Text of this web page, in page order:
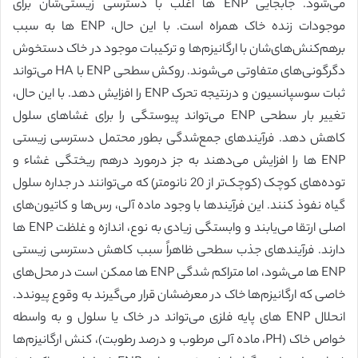
می‌شود. جابجایی ENP ها اغلب با دسترسی زیستی‌شان برای
موجودات زنده خاک همراه است. با این حال، ENP ها به سبب
برهم‌کنش‌های‌شان با ارگانیزم‌ها و ترکیبات موجود در خاک دستخوش
دگرگونی‌های متفاوتی می‌شوند. روکش سطحی ENP با HA می‌تواند
ثبات سوسپانسیون و درنتیجه تحرک ENP را افزایش دهد. با این حال،
تغییر بار سطحی ENP می‌تواند پیوستگی را برای غشاهای سلول
کاهش دهد. فرآیندهای جمع‌شدگی بطور محتمل دسترسی زیستی
ENP ها را افزایش می‌دهند به جز درمورد درهم ریختگی غشاء و
توده‌های کوچک (کوچک‌تر از 20 نانومتر) که می‌توانند در جداره سلول
گیاه نفوذ کنند. این فرآیندها با وجود ماده آلی، رس‌ها و کاتیون‌های
اصلی ارتقا می‌یابند و وابستگی زیادی به نوع، اندازه و غلظت ENP ها
دارند. فرآیندهای جذب سطحی ظاهراً سبب کاهش دسترسی زیستی
ENP ها می‌شود، اما متراکم شدگی ENP ها ممکن است در محل‌های
خاصی که ارگانیزم‌ها خاک در معرضشان قرار می‌گیرند به وقوع پیوندد.
انحلال ENP های پایه فلزی می‌تواند در خاک یا سلول و به واسطه
خواص خاک (PH، ماده آلی مرطوب و درصد رطوبت)، کنش ارگانیزم‌ها